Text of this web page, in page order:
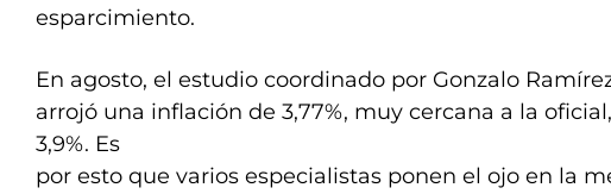
esparcimiento.
En agosto, el estudio coordinado por Gonzalo
arrojó una inflación de 3,77%, muy cercana a la
3,9%. Es
por esto que varios especialistas ponen el ojo en la